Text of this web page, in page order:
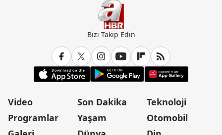
Bizi Takip Edin
Video
Programlar
Son Dakika
Yaşam
Teknoloji
Otomobil